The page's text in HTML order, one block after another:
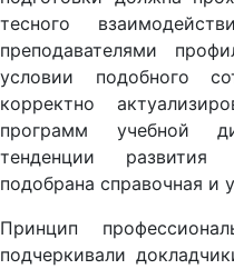
тесного
преподавателями
условии подобного
корректно
программ учебной
тенденции развития
подобрана справочная и
Принцип
подчеркивали